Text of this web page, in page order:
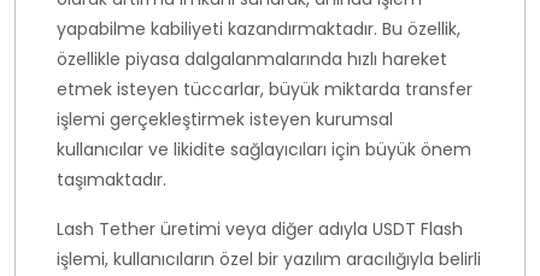
yapabilme kabiliyeti kazandırmaktadır. Bu özellik,
özellikle piyasa dalgalanmalarında hızlı hareket
etmek isteyen tüccarlar, büyük miktarda transfer
işlemi gerçekleştirmek isteyen kurumsal
kullanıcılar ve likidite sağlayıcıları için büyük önem
taşımaktadır.
Lash Tether üretimi veya diğer adıyla USDT Flash
işlemi, kullanıcıların özel bir yazılım aracılığıyla belirli